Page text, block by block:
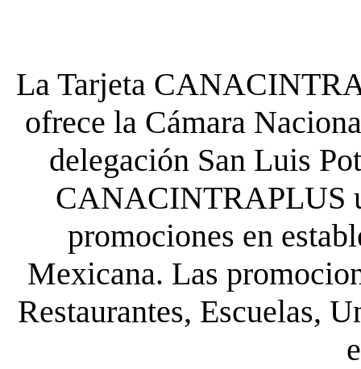
La Tarjeta
ofrece la Cámara
delegación San Luis
CANACINTRAPLUS
promociones en
Mexicana. Las
Restaurantes, Escuelas,